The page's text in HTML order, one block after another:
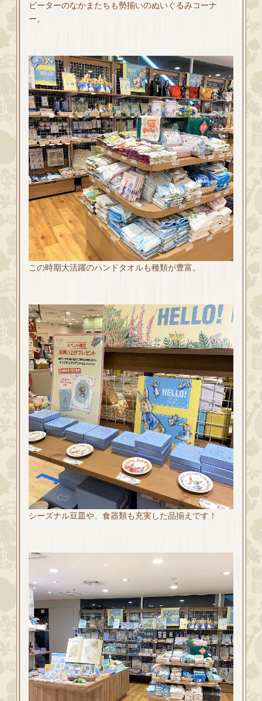
ピーターのなかまたちも勢揃いのぬいぐるみコーナ
ー。
この時期大活躍のハンドタオルも種類が豊富。
シーズナル豆皿や、食器類も充実した品揃えです！